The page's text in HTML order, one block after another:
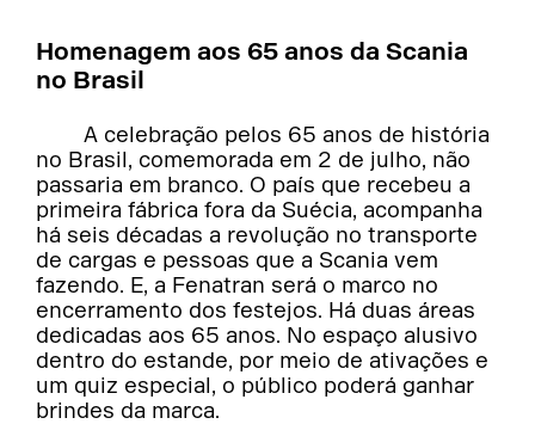
Homenagem aos 65 anos da Scania
no Brasil
A celebração pelos 65 anos de história
no Brasil, comemorada em 2 de julho, não
passaria em branco. O país que recebeu a
primeira fábrica fora da Suécia, acompanha
há seis décadas a revolução no transporte
de cargas e pessoas que a Scania vem
fazendo. E, a Fenatran será o marco no
encerramento dos festejos. Há duas áreas
dedicadas aos 65 anos. No espaço alusivo
dentro do estande, por meio de ativações e
um quiz especial, o público poderá ganhar
brindes da marca.